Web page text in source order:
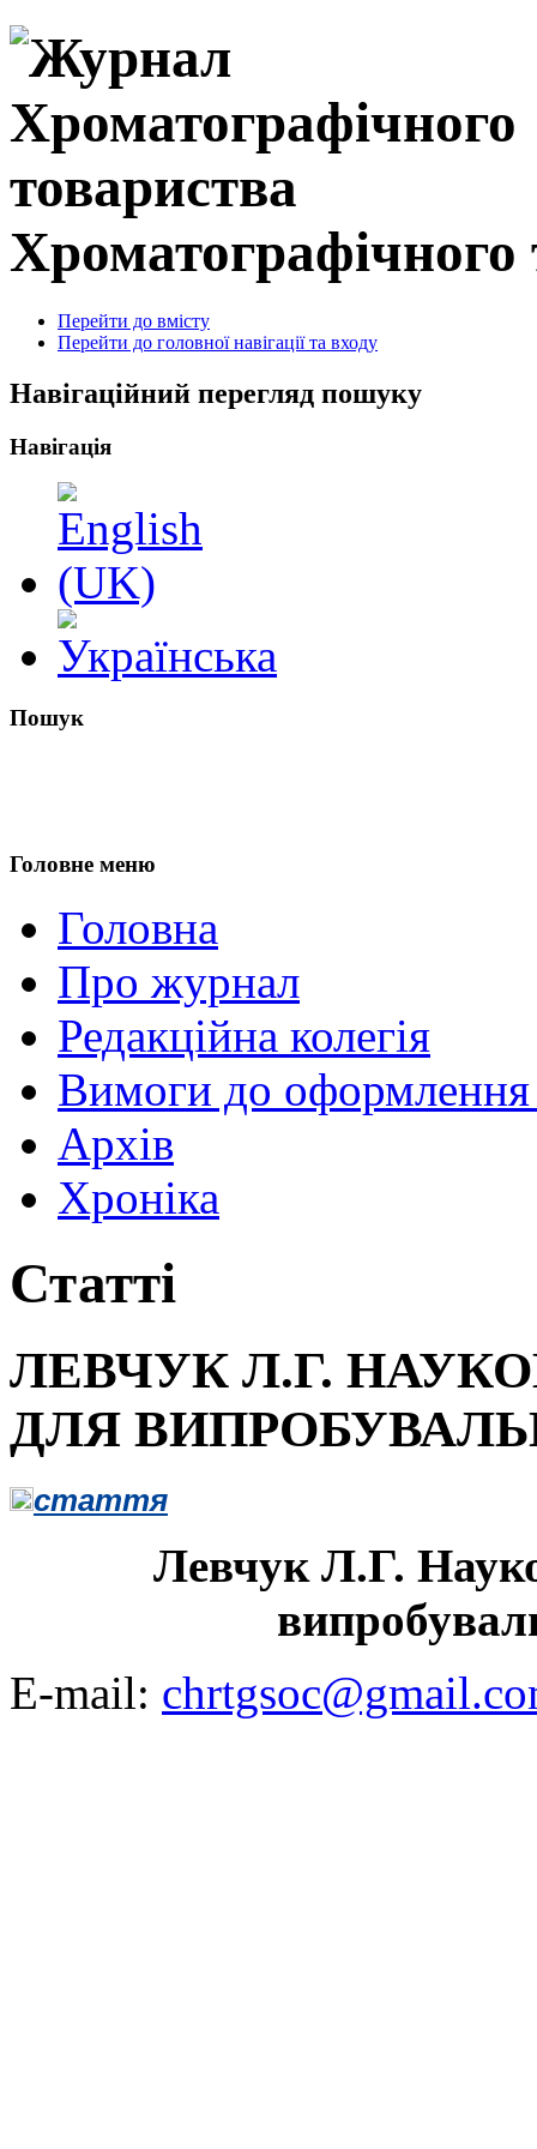
Хроматографічного
Перейти до вмісту
Перейти до головної навігації та входу
Навігаційний перегляд пошуку
Навігація
Пошук
Головне меню
Головна
Про журнал
Редакційна колегія
Вимоги до оформлення
Архів
Хроніка
Статті
ЛЕВЧУК Л.Г.
ДЛЯ
стаття
Левчук Л.Г.
E-mail: